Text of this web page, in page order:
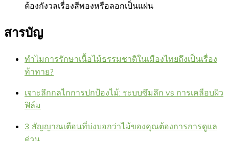
ต้องกังวลเรื่องสีพองหรือลอกเป็นแผ่น
สารบัญ
ทำไมการรักษาเนื้อไม้ธรรมชาติในเมืองไทยถึงเป็นเรื่อง
ท้าทาย?
เจาะลึกกลไกการปกป้องไม้: ระบบซึมลึก vs การเคลือบผิว
ฟิล์ม
3 สัญญาณเตือนที่บ่งบอกว่าไม้ของคุณต้องการการดูแล